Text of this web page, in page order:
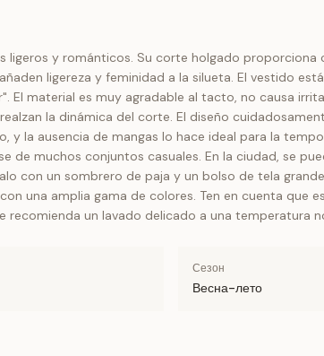
y románticos. Su corte holgado
ligereza y feminidad a la silueta. El vestido
El material es muy agradable al tacto, no causa
la dinámica del corte. El diseño
la ausencia de mangas lo hace ideal para la
de muchos conjuntos casuales. En la ciudad, se
con un sombrero de paja y un bolso de tela
una amplia gama de colores. Ten en cuenta
un lavado delicado a una temperatura
Сезон
Весна-лето